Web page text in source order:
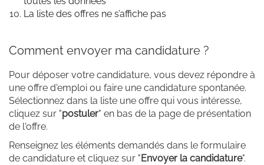
La liste des offres ne s’affiche pas
Comment envoyer ma candidature ?
Pour déposer votre candidature, vous devez répondre à
une offre d'emploi ou faire une candidature spontanée.
Sélectionnez dans la liste une offre qui vous intéresse,
cliquez sur "postuler" en bas de la page de présentation
de l'offre.
Renseignez les éléments demandés dans le formulaire
de candidature et cliquez sur "Envoyer la candidature".